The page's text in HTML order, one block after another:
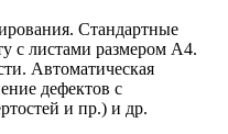
Стандартные
с листами размером А4.
Автоматическая
дефектов с
и пр.) и др.